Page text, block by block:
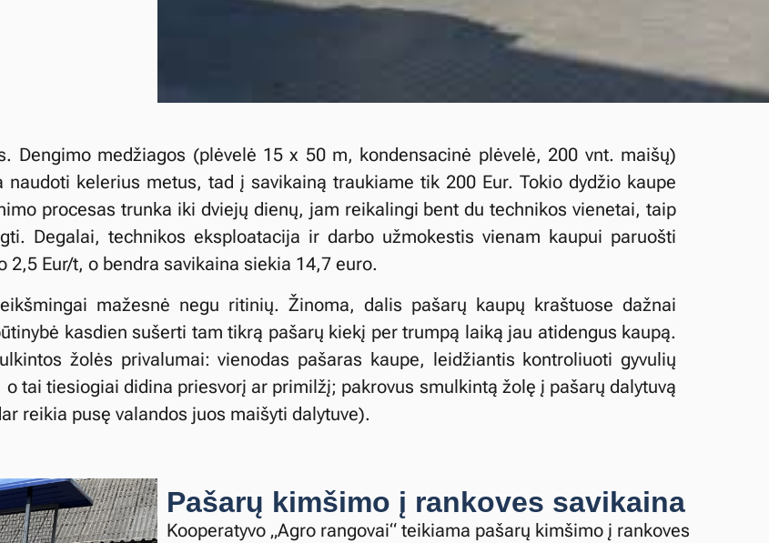
Dengimo medžiagos (plėvelė 15 x 50 m, kondensacinė plėvelė, 200 vnt. maišų)
kelerius metus, tad į savikainą traukiame tik 200 Eur. Tokio dydžio kaupe
procesas trunka iki dviejų dienų, jam reikalingi bent du technikos vienetai, taip
Degalai, technikos eksploatacija ir darbo užmokestis vienam kaupui paruošti
2,5 Eur/t, o bendra savikaina siekia 14,7 euro.
mažesnė negu ritinių. Žinoma, dalis pašarų kaupų kraštuose dažnai
kasdien sušerti tam tikrą pašarų kiekį per trumpą laiką jau atidengus kaupą.
žolės privalumai: vienodas pašaras kaupe, leidžiantis kontroliuoti gyvulių
tai tiesiogiai didina priesvorį ar primilžį; pakrovus smulkintą žolę į pašarų dalytuvą
reikia pusę valandos juos maišyti dalytuve).
Pašarų kimšimo į rankoves savikaina
Kooperatyvo „Agro rangovai“ teikiama pašarų kimšimo į rankoves